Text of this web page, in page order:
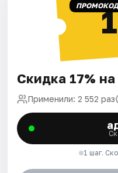
ПРОМОКОД
Скидка 17%
Применили: 2 552 раз
1 шаг.